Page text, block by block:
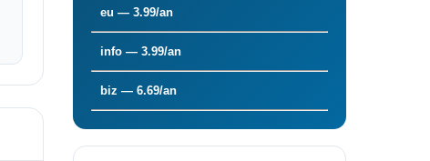
eu — 3.99/an
info — 3.99/an
biz — 6.69/an